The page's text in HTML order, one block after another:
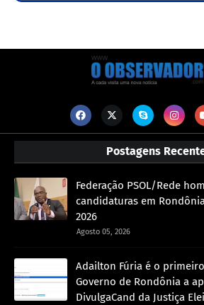
Postagens
Federação PSOL/Rede
candidaturas em
2026
Agosto 05, 2026
Adailton Fúria é o
Governo de Rondônia a
DivulgaCand da Justiça